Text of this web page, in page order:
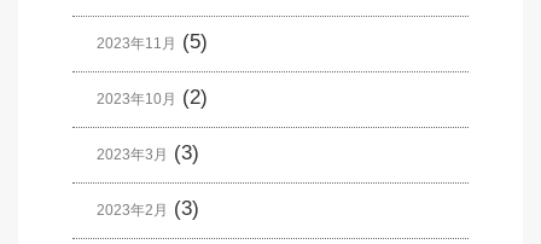
2023年11月 (5)
2023年10月 (2)
2023年3月 (3)
2023年2月 (3)